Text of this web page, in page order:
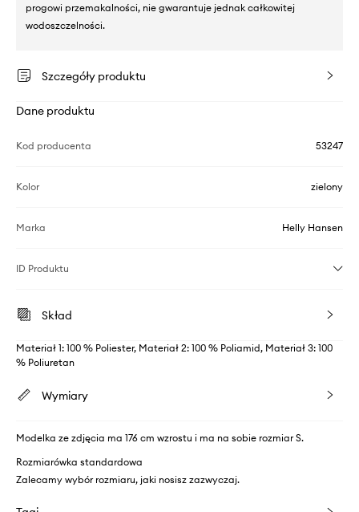
progowi przemakalności, nie gwarantuje jednak całkowitej
wodoszczelności.
Szczegóły produktu
Dane produktu
Kod producenta 53247
Kolor zielony
Marka Helly Hansen
ID Produktu
Skład
Materiał 1: 100 % Poliester, Materiał 2: 100 % Poliamid, Materiał 3: 100
% Poliuretan
Wymiary
Modelka ze zdjęcia ma 176 cm wzrostu i ma na sobie rozmiar S.
Rozmiarówka standardowa
Zalecamy wybór rozmiaru, jaki nosisz zazwyczaj.